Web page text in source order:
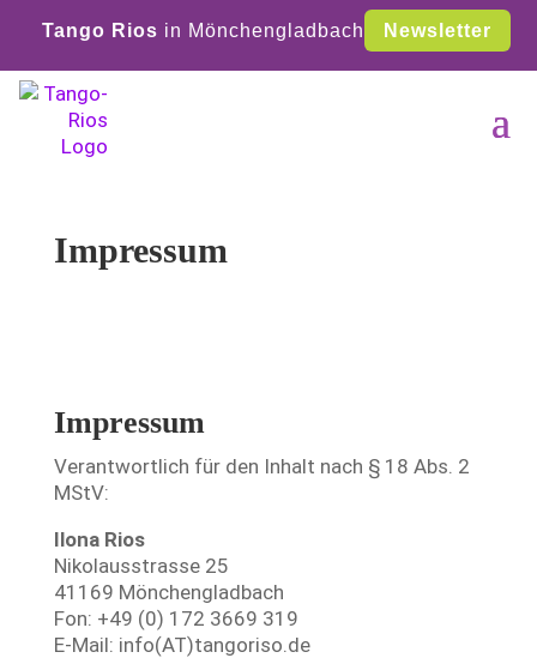
Tango Rios in Mönchengladbach Newsletter
Impressum
Impressum
Verantwortlich für den Inhalt nach § 18 Abs. 2
MStV:
Ilona Rios
Nikolausstrasse 25
41169 Mönchengladbach
Fon: +49 (0) 172 3669 319
E-Mail: info(AT)tangoriso.de